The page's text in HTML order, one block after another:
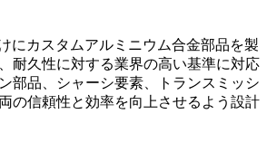
にカスタムアルミニウム合金部品を製
耐久性に対する業界の高い基準に対応
部品、シャーシ要素、トランスミッシ
の信頼性と効率を向上させるよう設計